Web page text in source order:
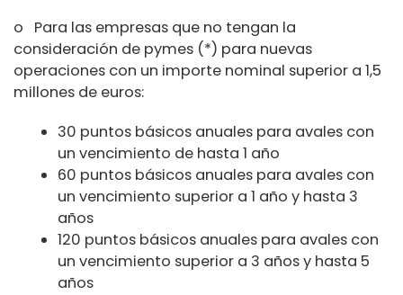
o Para las empresas que no tengan la
consideración de pymes (*) para nuevas
operaciones con un importe nominal superior a 1,5
millones de euros:
30 puntos básicos anuales para avales con
un vencimiento de hasta 1 año
60 puntos básicos anuales para avales con
un vencimiento superior a 1 año y hasta 3
años
120 puntos básicos anuales para avales con
un vencimiento superior a 3 años y hasta 5
años